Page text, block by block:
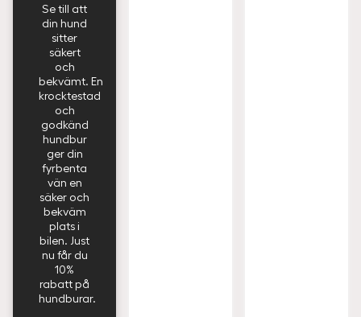
Se till att
din hund
sitter
säkert
och
bekvämt. En
krocktestad
och
godkänd
hundbur
ger din
fyrbenta
vän en
säker och
bekväm
plats i
bilen. Just
nu får du
10%
rabatt på
hundburar.